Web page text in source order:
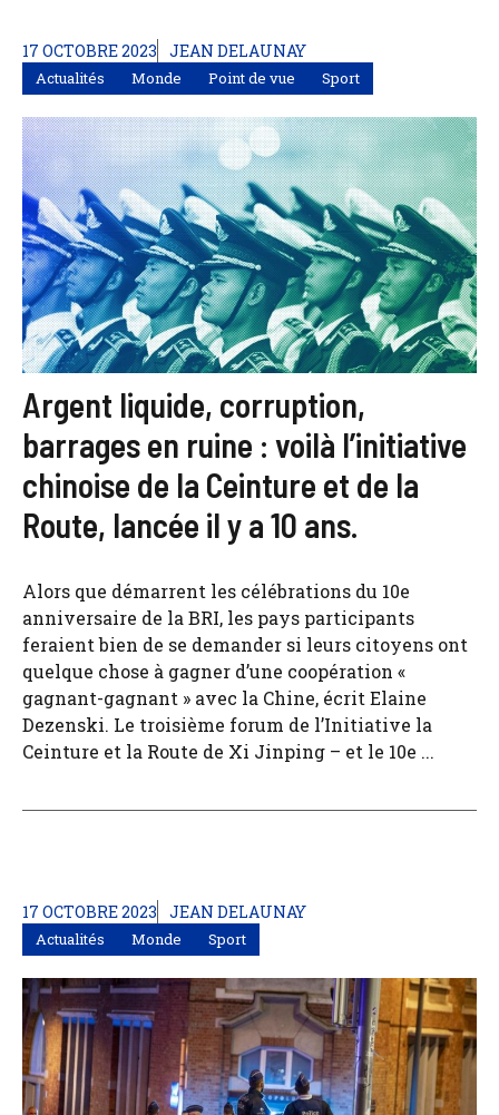
17 OCTOBRE 2023 JEAN DELAUNAY
Actualités Monde Point de vue Sport
Argent liquide, corruption,
barrages en ruine : voilà l’initiative
chinoise de la Ceinture et de la
Route, lancée il y a 10 ans.
Alors que démarrent les célébrations du 10e
anniversaire de la BRI, les pays participants
feraient bien de se demander si leurs citoyens ont
quelque chose à gagner d’une coopération «
gagnant-gagnant » avec la Chine, écrit Elaine
Dezenski. Le troisième forum de l’Initiative la
Ceinture et la Route de Xi Jinping – et le 10e ...
17 OCTOBRE 2023 JEAN DELAUNAY
Actualités Monde Sport